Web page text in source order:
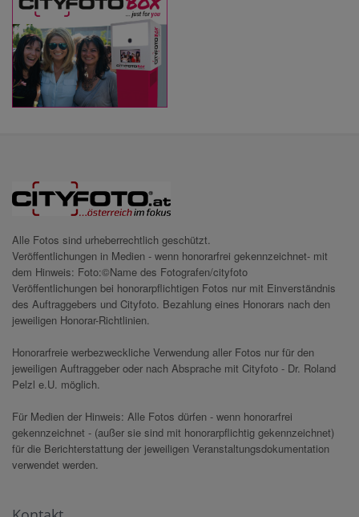
Alle Fotos sind urheberrechtlich geschützt.
Veröffentlichungen in Medien - wenn honorarfrei gekennzeichnet- mit
dem Hinweis: Foto:©Name des Fotografen/cityfoto
Veröffentlichungen bei honorarpflichtigen Fotos nur mit Einverständnis
des Auftraggebers und Cityfoto. Bezahlung eines Honorars nach den
jeweiligen Honorar-Richtlinien.
Honorarfreie werbezweckliche Verwendung aller Fotos nur für den
jeweiligen Auftraggeber oder nach Absprache mit Cityfoto - Dr. Roland
Pelzl e.U. möglich.
Für Medien der Hinweis: Alle Fotos dürfen - wenn honorarfrei
gekennzeichnet - (außer sie sind mit honorarpflichtig gekennzeichnet)
für die Berichterstattung der jeweiligen Veranstaltungsdokumentation
verwendet werden.